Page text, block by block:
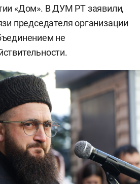
«Дом». В ДУМ РТ заявили,
председателя организации
не